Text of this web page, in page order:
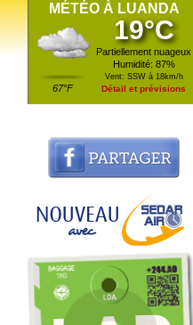
MÉTÉO À LUANDA
67°F
19°C
Partiellement nuageux
Humidité: 87%
Vent: SSW à 18km/h
Détail et prévisions